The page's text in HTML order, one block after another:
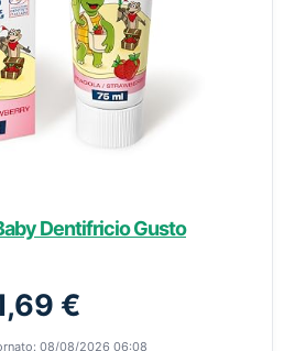
Dentifricio Gusto
€
08/08/2026 06:08